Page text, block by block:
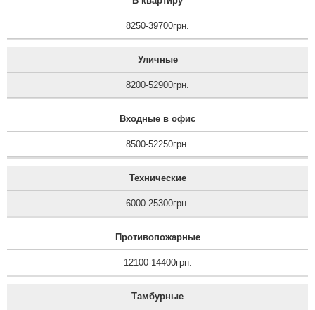
8250-39700грн.
Уличные
8200-52900грн.
Входные в офис
8500-52250грн.
Технические
6000-25300грн.
Противопожарные
12100-14400грн.
Тамбурные